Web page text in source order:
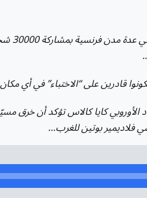
قادرين على “الاختباء” في أي
الأوروبي كايا كالاس تؤكد أن خرق
فلاديمير بوتين للغرب…